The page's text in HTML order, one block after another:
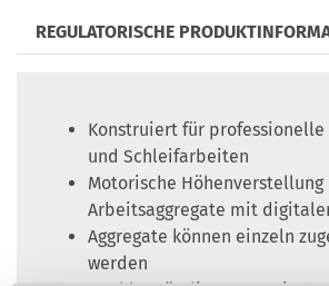
REGULATORISCHE
Konstruiert für
und Schleifarbeiten
Motorische Höhenverstellung
Arbeitsaggregate mit
Aggregate können einzeln
werden